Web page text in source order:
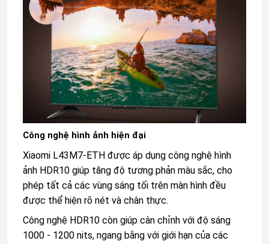
Công nghệ hình ảnh hiện đại
Xiaomi L43M7-ETH được áp dụng công nghệ hình
ảnh HDR10 giúp tăng độ tương phản màu sắc, cho
phép tất cả các vùng sáng tối trên màn hình đều
được thể hiện rõ nét và chân thực.
Công nghệ HDR10 còn giúp cân chỉnh với độ sáng
1000 - 1200 nits, ngang bằng với giới hạn của các